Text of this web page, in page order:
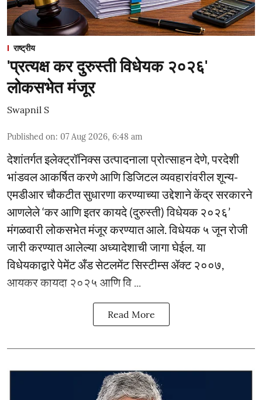
राष्ट्रीय
'प्रत्यक्ष कर दुरुस्ती विधेयक २०२६'
लोकसभेत मंजूर
Swapnil S
Published on: 07 Aug 2026, 6:48 am
देशांतर्गत इलेक्ट्रॉनिक्स उत्पादनाला प्रोत्साहन देणे, परदेशी
भांडवल आकर्षित करणे आणि डिजिटल व्यवहारांवरील शून्य-
एमडीआर चौकटीत सुधारणा करण्याच्या उद्देशाने केंद्र सरकारने
आणलेले ‘कर आणि इतर कायदे (दुरुस्ती) विधेयक २०२६’
मंगळवारी लोकसभेत मंजूर करण्यात आले. विधेयक ५ जून रोजी
जारी करण्यात आलेल्या अध्यादेशाची जागा घेईल. या
विधेयकाद्वारे पेमेंट अँड सेटलमेंट सिस्टीम्स ॲक्ट २००७,
आयकर कायदा २०२५ आणि वि ...
Read More